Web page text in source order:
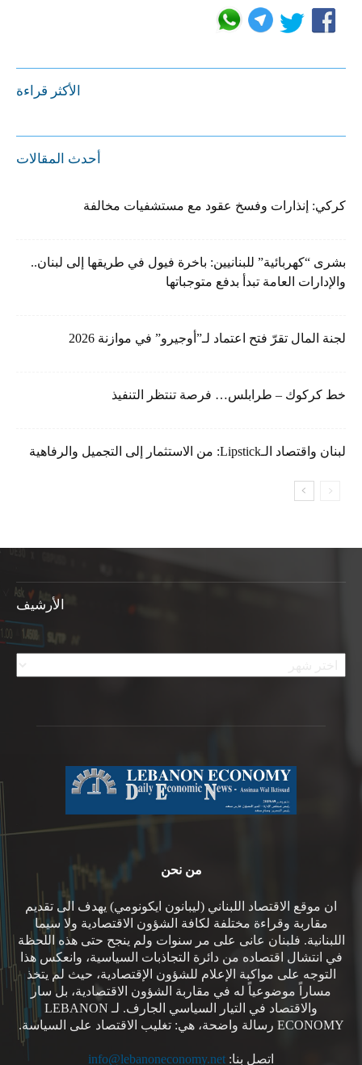
الأكثر قراءة
أحدث المقالات
كركي: إنذارات وفسخ عقود مع مستشفيات مخالفة
بشرى “كهربائية” للبنانيين: باخرة فيول في طريقها إلى لبنان..
والإدارات العامة تبدأ بدفع متوجباتها
لجنة المال تقرّ فتح اعتماد لـ”أوجيرو” في موازنة 2026
خط كركوك – طرابلس… فرصة تنتظر التنفيذ
لبنان واقتصاد الـLipstick: من الاستثمار إلى التجميل والرفاهية
الأرشيف
الأرشيف
من نحن
ان موقع الاقتصاد اللبناني (ليبانون ايكونومي) يهدف الى تقديم
مقاربة وقراءة مختلفة لكافة الشؤون الاقتصادية ولا سيما
اللبنانية. فلبنان عانى على مر سنوات ولم ينجح حتى هذه اللحظة
في انتشال اقتصاده من دائرة التجاذبات السياسية، وانعكس هذا
التوجه على مواكبة الإعلام للشؤون الإقتصادية، حيث لم يتخذ
مساراً موضوعياً له في مقاربة الشؤون الاقتصادية، بل سار
والاقتصاد في التيار السياسي الجارف. لـ LEBANON
ECONOMY رسالة واضحة، هي: تغليب الاقتصاد على السياسة.
اتصل بنا: info@lebanoneconomy.net